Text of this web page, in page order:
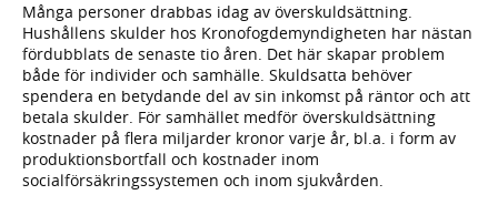
Många personer drabbas idag av överskuldsättning.
Hushållens skulder hos Kronofogdemyndigheten har nästan
fördubblats de senaste tio åren. Det här skapar problem
både för individer och samhälle. Skuldsatta behöver
spendera en betydande del av sin inkomst på räntor och att
betala skulder. För samhället medför överskuldsättning
kostnader på flera miljarder kronor varje år, bl.a. i form av
produktionsbortfall och kostnader inom
socialförsäkringssystemen och inom sjukvården.